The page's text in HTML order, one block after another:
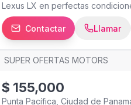
Lexus LX en perfectas
Contactar Llamar
SUPER OFERTAS MOTORS
$ 155,000
Punta Pacífica, Ciudad de